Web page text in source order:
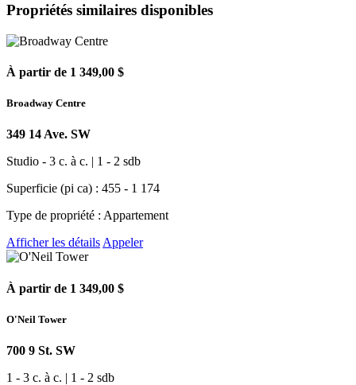
Propriétés similaires disponibles
À partir de 1 349,00 $
Broadway Centre
349 14 Ave. SW
Studio - 3 c. à c. | 1 - 2 sdb
Superficie (pi ca) : 455 - 1 174
Type de propriété : Appartement
Afficher les détails Appeler
À partir de 1 349,00 $
O'Neil Tower
700 9 St. SW
1 - 3 c. à c. | 1 - 2 sdb